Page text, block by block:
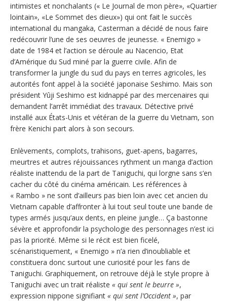
intimistes et nonchalants (« Le Journal de mon père», «Quartier
lointain», «Le Sommet des dieux») qui ont fait le succès
international du mangaka, Casterman a décidé de nous faire
redécouvrir l’une de ses oeuvres de jeunesse. « Enemigo »
date de 1984 et l’action se déroule au Nacencio, Etat
d’Amérique du Sud miné par la guerre civile. Afin de
transformer la jungle du sud du pays en terres agricoles, les
autorités font appel à la société japonaise Seshimo. Mais son
président Yûji Seshimo est kidnappé par des mercenaires qui
demandent l’arrêt immédiat des travaux. Détective privé
installé aux États-Unis et vétéran de la guerre du Vietnam, son
frère Kenichi part alors à son secours.
Enlèvements, complots, trahisons, guet-apens, bagarres,
meurtres et autres réjouissances rythment un manga d’action
réaliste inattendu de la part de Taniguchi, qui lorgne sans s’en
cacher du côté du cinéma américain. Les références à
« Rambo » ne sont d’ailleurs pas bien loin avec cet ancien du
Vietnam capable d’affronter à lui tout seul toute une bande de
types armés jusqu’aux dents, en pleine jungle… Ça bastonne
sévère et approfondir la psychologie des personnages n’est ici
pas la priorité. Même si le récit est bien ficelé,
scénaristiquement, « Enemigo » n’a rien d’inoubliable et
constituera donc surtout une curiosité pour les fans de
Taniguchi. Graphiquement, on retrouve déjà le style propre à
Taniguchi avec un trait réaliste « qui sent le beurre »,
expression nippone signifiant « qui sent l’Occident », par